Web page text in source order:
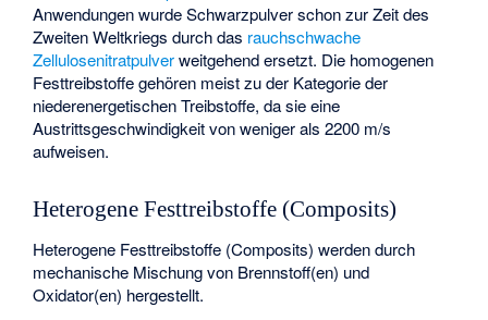
Anwendungen wurde Schwarzpulver schon zur Zeit des
Zweiten Weltkriegs durch das rauchschwache
Zellulosenitratpulverweitgehend ersetzt. Die homogenen
Festtreibstoffe gehören meist zu der Kategorie der
niederenergetischen Treibstoffe, da sie eine
Austrittsgeschwindigkeit von weniger als 2200 m/s
aufweisen.
Heterogene Festtreibstoffe (Composits)
Heterogene Festtreibstoffe (Composits) werden durch
mechanische Mischung von Brennstoff(en) und
Oxidator(en) hergestellt.